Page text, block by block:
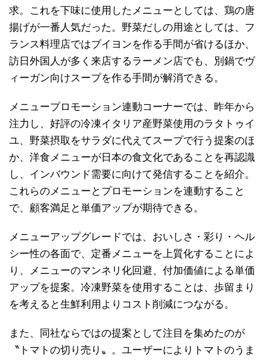
求。これを下味に使用したメニューとしては、鶏の唐
揚げが一番人気だった。野菜だしの用途としては、フ
ランス料理店ではブイヨンを作る手間が省けるほか、
訪日外国人が多く来店するラーメン店でも、別鍋でヴ
ィーガン向けスープを作る手間が解消できる。
メニュープロモーション連動コーナーでは、昨年から
注力し、好評の冷凍イタリア産野菜使用のラタトゥイ
ユ、野菜摂取をサラダに代えてスープで行う提案のほ
か、洋食メニューが日本の食文化であることを再認識
し、インバウンド需要に向けて発信することを紹介。
これらのメニューとプロモーションを連動すること
で、顧客満足と単価アップが期待できる。
メニューアップグレードでは、おいしさ・彩り・ヘル
シー性の各面で、定番メニューを上質化することによ
り、メニューのマンネリ化回避、付加価値による単価
アップを提案。冷凍野菜を使用することは、歩留まり
を考えると生鮮利用よりコスト削減につながる。
また、同社ならではの提案として注目を集めたのが
〝トマトの切り売り〟。ユーザーによりトマトのうま